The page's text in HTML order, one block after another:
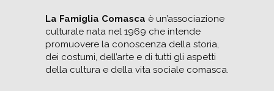
La Famiglia Comasca è un’associazione
culturale nata nel 1969 che intende
promuovere la conoscenza della storia,
dei costumi, dell’arte e di tutti gli aspetti
della cultura e della vita sociale comasca.